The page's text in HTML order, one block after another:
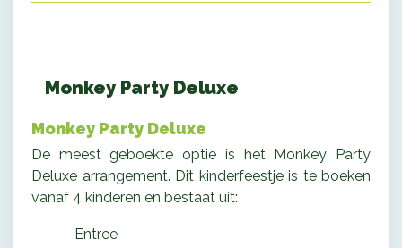
Monkey Party Deluxe
Monkey Party Deluxe
De meest geboekte optie is het Monkey Party
Deluxe arrangement. Dit kinderfeestje is te boeken
vanaf 4 kinderen en bestaat uit:
Entree